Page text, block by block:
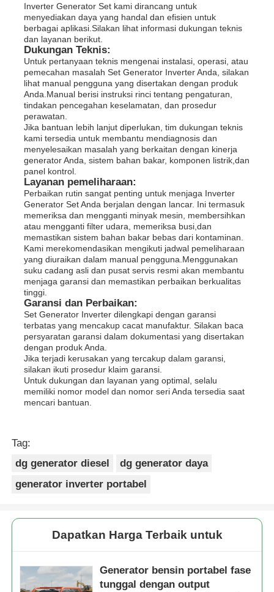
Inverter Generator Set kami dirancang untuk
menyediakan daya yang handal dan efisien untuk
berbagai aplikasi.Silakan lihat informasi dukungan teknis
dan layanan berikut.
Dukungan Teknis:
Untuk pertanyaan teknis mengenai instalasi, operasi, atau
pemecahan masalah Set Generator Inverter Anda, silakan
lihat manual pengguna yang disertakan dengan produk
Anda.Manual berisi instruksi rinci tentang pengaturan,
tindakan pencegahan keselamatan, dan prosedur
perawatan.
Jika bantuan lebih lanjut diperlukan, tim dukungan teknis
kami tersedia untuk membantu mendiagnosis dan
menyelesaikan masalah yang berkaitan dengan kinerja
generator Anda, sistem bahan bakar, komponen listrik,dan
panel kontrol.
Layanan pemeliharaan:
Perbaikan rutin sangat penting untuk menjaga Inverter
Generator Set Anda berjalan dengan lancar. Ini termasuk
memeriksa dan mengganti minyak mesin, membersihkan
atau mengganti filter udara, memeriksa busi,dan
memastikan sistem bahan bakar bebas dari kontaminan.
Kami merekomendasikan mengikuti jadwal pemeliharaan
yang diuraikan dalam manual pengguna.Menggunakan
suku cadang asli dan pusat servis resmi akan membantu
menjaga garansi dan memastikan perbaikan berkualitas
tinggi.
Garansi dan Perbaikan:
Set Generator Inverter dilengkapi dengan garansi
terbatas yang mencakup cacat manufaktur. Silakan baca
persyaratan garansi dalam dokumentasi yang disertakan
dengan produk Anda.
Jika terjadi kerusakan yang tercakup dalam garansi,
silakan ikuti prosedur klaim garansi.
Untuk dukungan dan layanan yang optimal, selalu
memiliki nomor model dan nomor seri Anda tersedia saat
mencari bantuan.
Tag:
dg generator diesel
dg generator daya
generator inverter portabel
Dapatkan Harga Terbaik untuk
Generator bensin portabel fase
tunggal dengan output